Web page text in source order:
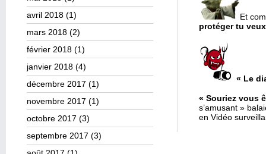
avril 2018 (1)
mars 2018 (2)
février 2018 (1)
janvier 2018 (4)
décembre 2017 (1)
novembre 2017 (1)
octobre 2017 (3)
septembre 2017 (3)
Et
protéger tu
« Le
« Souriez vous
s’amusant »
en Vidéo